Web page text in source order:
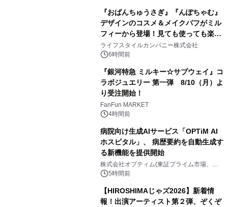
『おぱんちゅうさぎ』『んぽちゃむ』
デザインのコスメ＆メイクパフがミル
フィーから登場！見ても使っても楽し
い、ポップでキュートなコレクショ
ン。
ライフスタイルカンパニー株式会社
6時間前
『銀河特急 ミルキー☆サブウェイ』コ
ラボジュエリー 第一弾 8/10（月）よ
り受注開始！
FanFun MARKET
4時間前
病院向け生成AIサービス「OPTiM AI
ホスピタル」、 病歴要約を自動生成す
る新機能を提供開始
株式会社オプティム(東証プライム市場、コ
ード：3694)
5時間前
【HIROSHIMAじゃズ2026】新着情
報！出演アーティスト第２弾、ぞくぞ